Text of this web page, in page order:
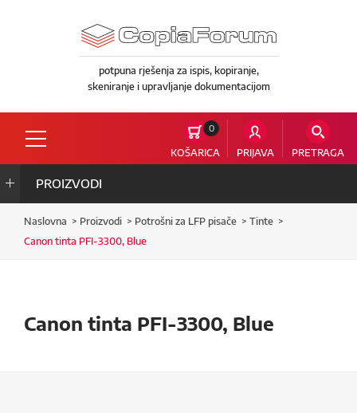
potpuna rješenja za ispis, kopiranje,
skeniranje i upravljanje dokumentacijom
0
KOŠARICA PRIJAVA PRETRAGA
PROIZVODI
Naslovna Proizvodi Potrošni za LFP pisače
Tinte
Canon tinta PFI-3300, Blue
Canon tinta PFI-3300, Blue